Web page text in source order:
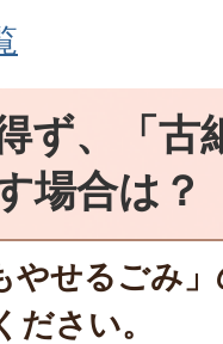
ず、「古
場合は？
やせるごみ
さい。